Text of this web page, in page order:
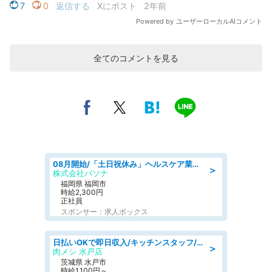
全てのコメントを見る
＞
08月開始/「土日祝休み」ヘルスケア業界の産業保健師/高時給/未経験OK/要資格:保健師、正看護師
株式会社パソナ
福岡県 福岡市
時給2,300円
正社員
スポンサー：求人ボックス
＞
日払いOKで即日収入/キッチンスタッフ/デリバリー業務など、自己成長可能な幅広い仕事に挑戦!髪型自由&ピアス・ネイルOK/茨城県/水戸市
肉メシ 水戸店
茨城県 水戸市